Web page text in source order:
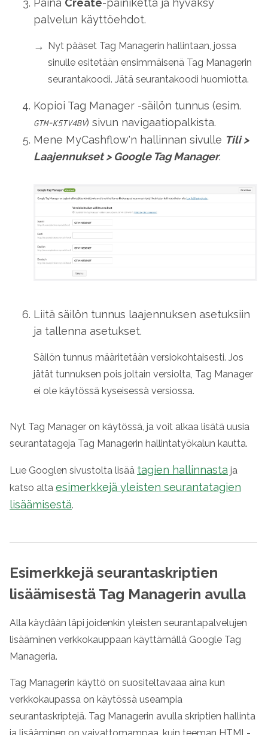
Paina Create-painiketta ja hyväksy
palvelun käyttöehdot.
Nyt pääset Tag Managerin hallintaan, jossa
sinulle esitetään ensimmäisenä Tag Managerin
seurantakoodi. Jätä seurantakoodi huomiotta.
Kopioi Tag Manager -säilön tunnus (esim.
GTM-K5TV4BV) sivun navigaatiopalkista.
Mene MyCashflow'n hallinnan sivulle Tili>
Laajennukset> Google Tag Manager.
Liitä säilön tunnus laajennuksen asetuksiin
ja tallenna asetukset.
Säilön tunnus määritetään versiokohtaisesti. Jos
jätät tunnuksen pois joltain versiolta, Tag Manager
ei ole käytössä kyseisessä versiossa.
Nyt Tag Manager on käytössä, ja voit alkaa lisätä uusia
seurantatageja Tag Managerin hallintatyökalun kautta.
Lue Googlen sivustolta lisää tagien hallinnasta ja
katso alta esimerkkejä yleisten seurantatagien
lisäämisestä.
Esimerkkejä seurantaskriptien
lisäämisestä Tag Managerin avulla
Alla käydään läpi joidenkin yleisten seurantapalvelujen
lisääminen verkkokauppaan käyttämällä Google Tag
Manageria.
Tag Managerin käyttö on suositeltavaaa aina kun
verkkokaupassa on käytössä useampia
seurantaskriptejä. Tag Managerin avulla skriptien hallinta
ja lisääminen on vaivattomampaa, kuin teeman HTML-